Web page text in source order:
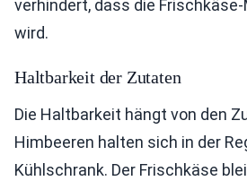
verhindert, dass die
wird.
Haltbarkeit der Zutaten
Die Haltbarkeit hängt von den
Himbeeren halten sich in der
Kühlschrank. Der Frischkäse